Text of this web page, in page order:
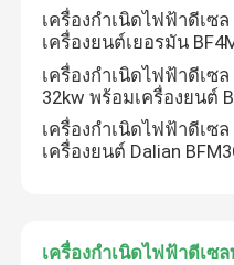
เครื่องกำเนิดไฟฟ้าดีเซ
เครื่องยนต์เยอรมัน
เครื่องกำเนิดไฟฟ้าดีเซ
32kw ​​พร้อมเครื่องยนต์
เครื่องกำเนิดไฟฟ้าดีเซ
เครื่องยนต์ Dalian
เครื่องกำเนิดไฟฟ้าดีเซล